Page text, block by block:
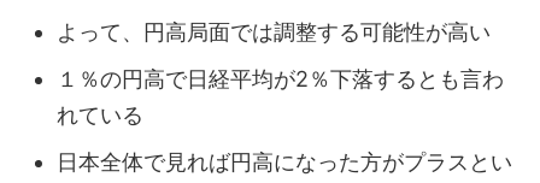
よって、円高局面では調整する可能性が高い
１％の円高で日経平均が2％下落するとも言わ
れている
日本全体で見れば円高になった方がプラスとい